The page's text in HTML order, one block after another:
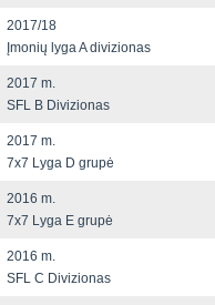
2017/18
Įmonių lyga A divizionas
2017 m.
SFL B Divizionas
2017 m.
7x7 Lyga D grupė
2016 m.
7x7 Lyga E grupė
2016 m.
SFL C Divizionas